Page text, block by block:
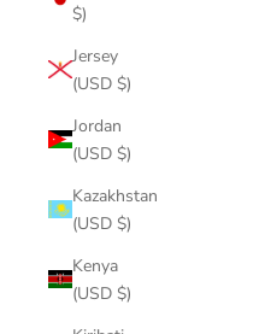
$)
Jersey
(USD $)
Jordan
(USD $)
Kazakhstan
(USD $)
Kenya
(USD $)